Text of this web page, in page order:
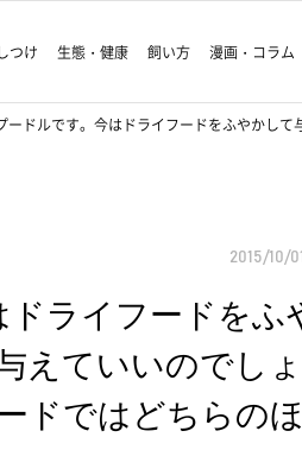
しつけ 生態・健康 飼い方 漫画・コラム
ードルです。今はドライフードをふやかし
2015/10/01
ライフードをふ
えていいのでし
ドではどちらの